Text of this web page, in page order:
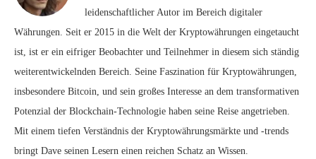
leidenschaftlicher Autor im Bereich digitaler
Währungen. Seit er 2015 in die Welt der Kryptowährungen eingetaucht
ist, ist er ein eifriger Beobachter und Teilnehmer in diesem sich ständig
weiterentwickelnden Bereich. Seine Faszination für Kryptowährungen,
insbesondere Bitcoin, und sein großes Interesse an dem transformativen
Potenzial der Blockchain-Technologie haben seine Reise angetrieben.
Mit einem tiefen Verständnis der Kryptowährungsmärkte und -trends
bringt Dave seinen Lesern einen reichen Schatz an Wissen.